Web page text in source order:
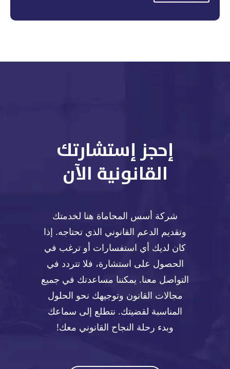
إحجز إستشارتك
القانونية الآن
شركة أسس المحاماة هنا لخدمتك
وتقديم الدعم القانوني الذي تحتاجه. إذا
كان لديك أي استفسارات أو ترغب في
الحصول على استشارة، فلا تتردد في
التواصل معنا. يمكننا مساعدتك في جميع
مجالات القانون وتوجيهك نحو الحلول
المناسبة لقضيتك. نتطلع إلى سماعك
وبدء رحلة النجاح القانوني معك!